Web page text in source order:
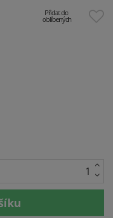
Přidat do
oblíbených